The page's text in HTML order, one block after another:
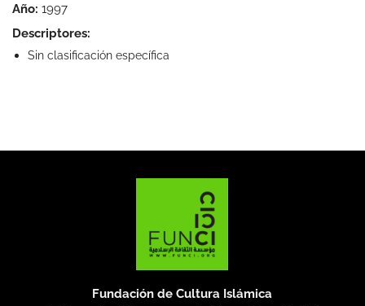
Año: 1997
Descriptores:
Sin clasificación específica
Fundación de Cultura Islámica